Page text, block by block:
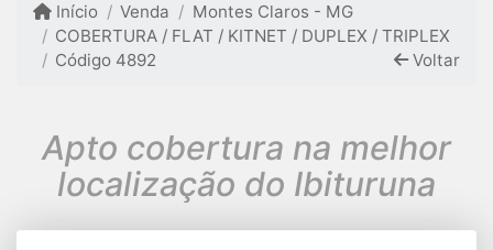
Início Venda
Montes Claros - MG
COBERTURA / FLAT / KITNET / DUPLEX / TRIPLEX
Código 4892
Voltar
Apto cobertura na melhor
localização do Ibituruna